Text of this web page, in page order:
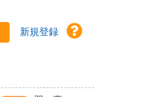
新規登録